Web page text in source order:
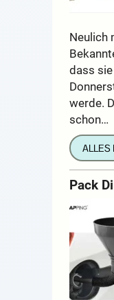
Neulich
dass
werde.
schon…
ALLES
Pack